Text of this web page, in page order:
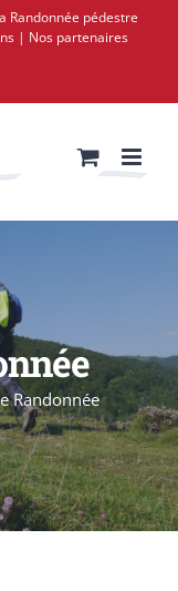
Randonnée pédestre
| Nos partenaires
Randonnée